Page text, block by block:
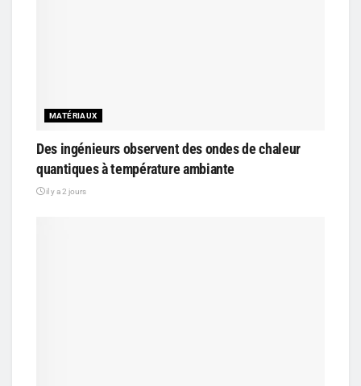
MATÉRIAUX
Des ingénieurs observent des ondes de chaleur
quantiques à température ambiante
il y a 2 jours